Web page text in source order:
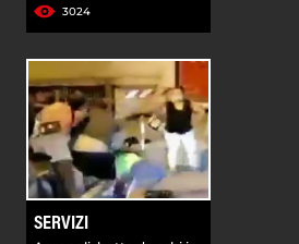
3024
SERVIZI